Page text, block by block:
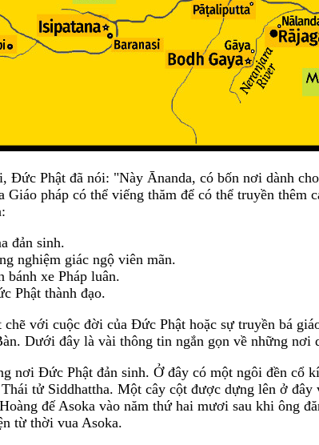
Đức Phật đã nói: "Này Ānanda, có bốn nơi dành
pháp có thể viếng thăm để có thể truyền thêm
đản sinh.
nghiệm giác ngộ viên mãn.
bánh xe Pháp luân.
Phật thành đạo.
với cuộc đời của Đức Phật hoặc sự truyền bá
Dưới đây là vài thông tin ngắn gọn về những nơi
nơi Đức Phật đản sinh. Ở đây có một ngôi đền cổ
tử Siddhattha. Một cây cột được dựng lên ở
đế Asoka vào năm thứ hai mươi sau khi ông
từ thời vua Asoka.